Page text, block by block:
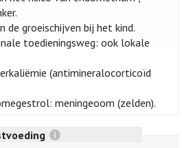
de groeischijven bij het kind.
toedieningsweg: ook lokale
(antimineralocorticoïd
meningeoom (zelden).